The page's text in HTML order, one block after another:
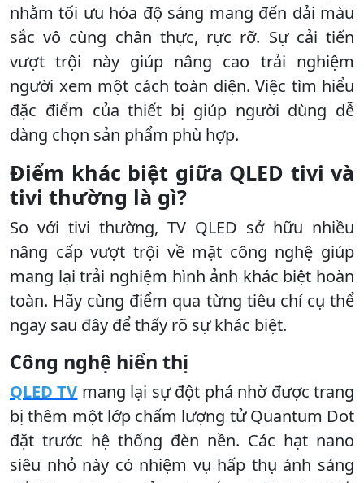
nhằm tối ưu hóa độ sáng mang đến dải màu
sắc vô cùng chân thực, rực rỡ. Sự cải tiến
vượt trội này giúp nâng cao trải nghiệm
người xem một cách toàn diện. Việc tìm hiểu
đặc điểm của thiết bị giúp người dùng dễ
dàng chọn sản phẩm phù hợp.
Điểm khác biệt giữa QLED tivi và
tivi thường là gì?
So với tivi thường, TV QLED sở hữu nhiều
nâng cấp vượt trội về mặt công nghệ giúp
mang lại trải nghiệm hình ảnh khác biệt hoàn
toàn. Hãy cùng điểm qua từng tiêu chí cụ thể
ngay sau đây để thấy rõ sự khác biệt.
Công nghệ hiển thị
QLED TV mang lại sự đột phá nhờ được trang
bị thêm một lớp chấm lượng tử Quantum Dot
đặt trước hệ thống đèn nền. Các hạt nano
siêu nhỏ này có nhiệm vụ hấp thụ ánh sáng